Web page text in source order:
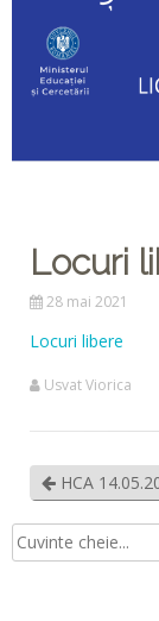
Locuri
28 mai 2021
Locuri libere
Usvat Viorica
HCA